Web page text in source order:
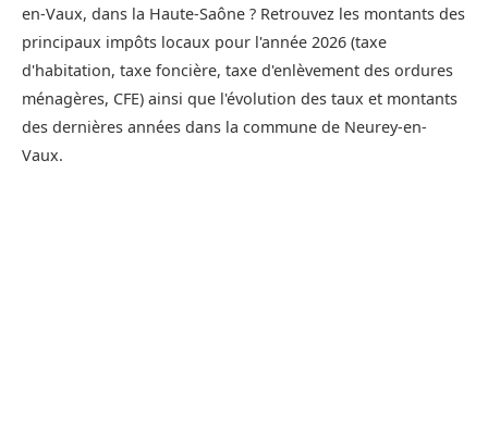
en-Vaux, dans la Haute-Saône ? Retrouvez les montants des
principaux impôts locaux pour l'année 2026 (taxe
d'habitation, taxe foncière, taxe d'enlèvement des ordures
ménagères, CFE) ainsi que l'évolution des taux et montants
des dernières années dans la commune de Neurey-en-
Vaux.